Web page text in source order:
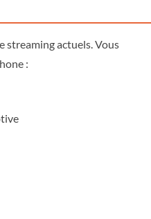
streaming actuels. Vous
: